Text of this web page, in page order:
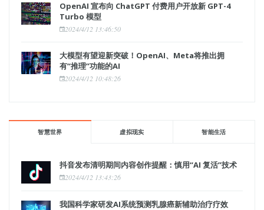
OpenAI 宣布向 ChatGPT 付费用户开放新 GPT-4
Turbo 模型
2024/4/12 13:46:50
大模型有望迎新突破！OpenAI、Meta将推出拥
有“推理”功能的AI
2024/4/12 10:48:26
智慧世界 虚拟现实 智能生活
抖音发布清明期间内容创作提醒：慎用“AI 复活”技术
2024/4/12 13:43:26
我国科学家研发AI系统预测乳腺癌新辅助治疗疗效